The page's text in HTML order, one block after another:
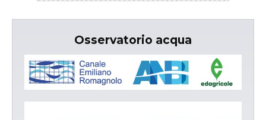
Osservatorio acqua